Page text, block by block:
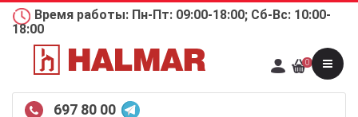
Время работы: Пн-Пт: 09:00-18:00; Сб-Вс: 10:00-
18:00
697 80 00
0